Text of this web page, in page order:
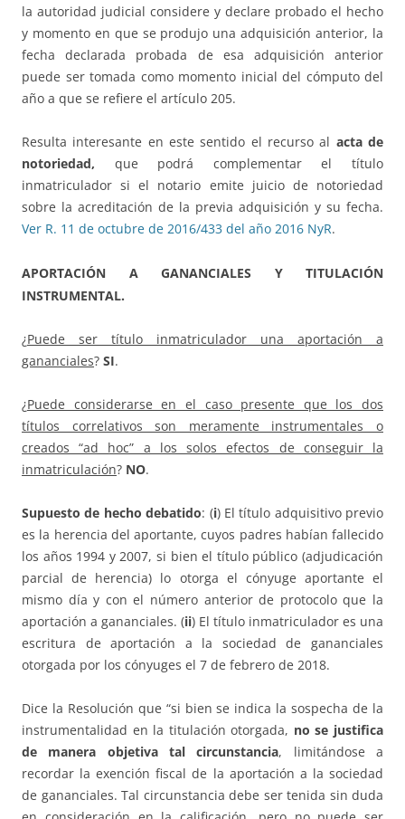
la autoridad judicial considere y declare probado el hecho
y momento en que se produjo una adquisición anterior, la
fecha declarada probada de esa adquisición anterior
puede ser tomada como momento inicial del cómputo del
año a que se refiere el artículo 205.
Resulta interesante en este sentido el recurso al acta de
notoriedad, que podrá complementar el título
inmatriculador si el notario emite juicio de notoriedad
sobre la acreditación de la previa adquisición y su fecha.
Ver R. 11 de octubre de 2016/433 del año 2016 NyR.
APORTACIÓN A GANANCIALES Y TITULACIÓN
INSTRUMENTAL.
¿Puede ser título inmatriculador una aportación a
gananciales? SI.
¿Puede considerarse en el caso presente que los dos
títulos correlativos son meramente instrumentales o
creados “ad hoc” a los solos efectos de conseguir la
inmatriculación? NO.
Supuesto de hecho debatido: (i) El título adquisitivo previo
es la herencia del aportante, cuyos padres habían fallecido
los años 1994 y 2007, si bien el título público (adjudicación
parcial de herencia) lo otorga el cónyuge aportante el
mismo día y con el número anterior de protocolo que la
aportación a gananciales. (ii) El título inmatriculador es una
escritura de aportación a la sociedad de gananciales
otorgada por los cónyuges el 7 de febrero de 2018.
Dice la Resolución que “si bien se indica la sospecha de la
instrumentalidad en la titulación otorgada, no se justifica
de manera objetiva tal circunstancia, limitándose a
recordar la exención fiscal de la aportación a la sociedad
de gananciales. Tal circunstancia debe ser tenida sin duda